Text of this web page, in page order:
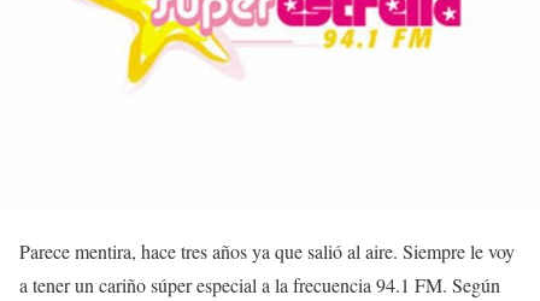
Parece mentira, hace tres años ya que salió al aire. Siempre le voy
a tener un cariño súper especial a la frecuencia 94.1 FM. Según